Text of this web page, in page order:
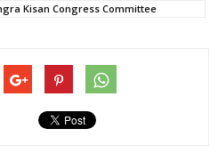
Kisan Congress Committee